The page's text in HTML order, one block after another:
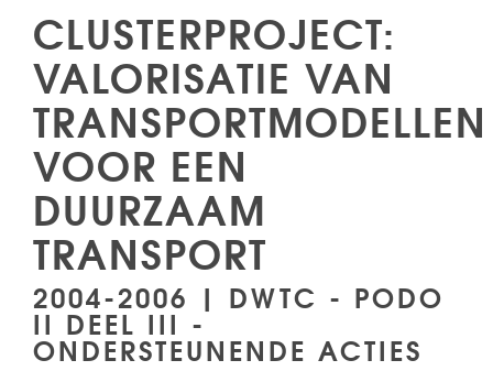
CLUSTERPROJECT:
VALORISATIE VAN
TRANSPORTMODELLEN
VOOR EEN
DUURZAAM
TRANSPORT
2004-2006 | DWTC - PODO
II DEEL III -
ONDERSTEUNENDE ACTIES